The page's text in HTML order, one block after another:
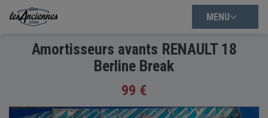
MENU
Amortisseurs avants RENAULT 18
Berline Break
99 €